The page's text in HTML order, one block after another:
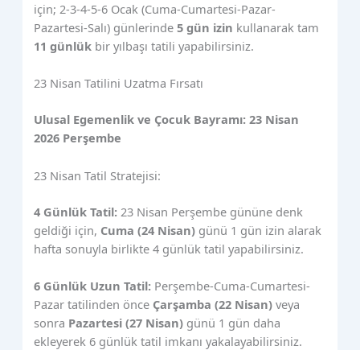
için; 2-3-4-5-6 Ocak (Cuma-Cumartesi-Pazar-
Pazartesi-Salı) günlerinde5 gün izin kullanarak tam
11 günlük bir yılbaşı tatili yapabilirsiniz.
23 Nisan Tatilini Uzatma Fırsatı
Ulusal Egemenlik ve Çocuk Bayramı: 23 Nisan
2026 Perşembe
23 Nisan Tatil Stratejisi:
4 Günlük Tatil: 23 Nisan Perşembe gününe denk
geldiği için, Cuma (24 Nisan) günü 1 gün izin alarak
hafta sonuyla birlikte 4 günlük tatil yapabilirsiniz.
6 Günlük Uzun Tatil: Perşembe-Cuma-Cumartesi-
Pazar tatilinden önce Çarşamba (22 Nisan) veya
sonra Pazartesi (27 Nisan) günü 1 gün daha
ekleyerek 6 günlük tatil imkanı yakalayabilirsiniz.